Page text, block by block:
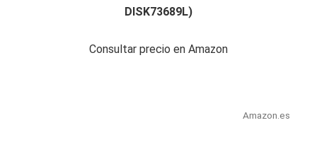
DISK73689L)
Consultar precio en Amazon
Amazon.es